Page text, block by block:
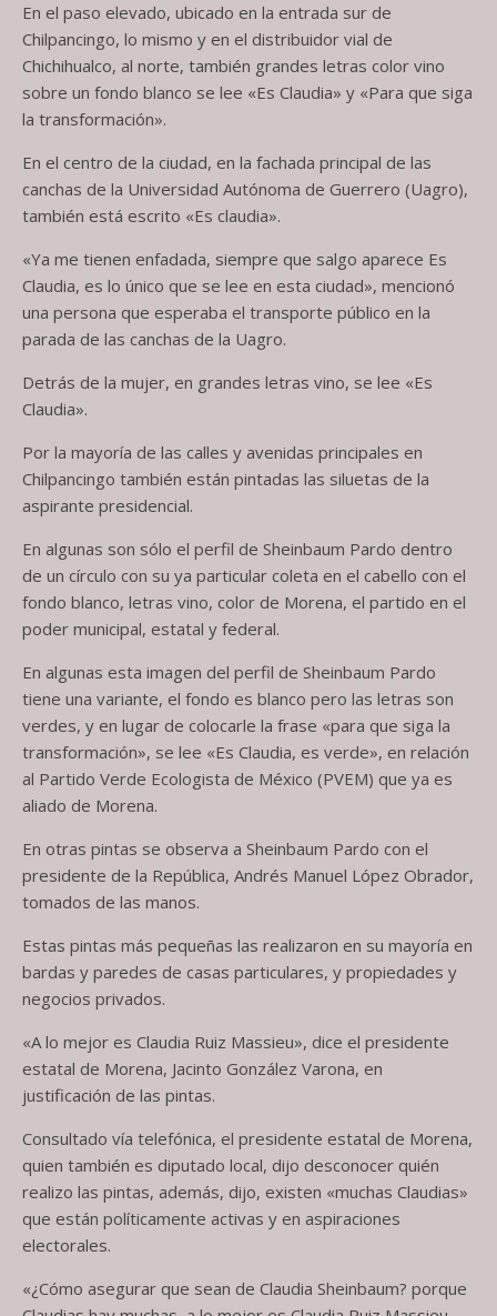
En el paso elevado, ubicado en la entrada sur de
Chilpancingo, lo mismo y en el distribuidor vial de
Chichihualco, al norte, también grandes letras color vino
sobre un fondo blanco se lee «Es Claudia» y «Para que siga
la transformación».
En el centro de la ciudad, en la fachada principal de las
canchas de la Universidad Autónoma de Guerrero (Uagro),
también está escrito «Es claudia».
«Ya me tienen enfadada, siempre que salgo aparece Es
Claudia, es lo único que se lee en esta ciudad», mencionó
una persona que esperaba el transporte público en la
parada de las canchas de la Uagro.
Detrás de la mujer, en grandes letras vino, se lee «Es
Claudia».
Por la mayoría de las calles y avenidas principales en
Chilpancingo también están pintadas las siluetas de la
aspirante presidencial.
En algunas son sólo el perfil de Sheinbaum Pardo dentro
de un círculo con su ya particular coleta en el cabello con el
fondo blanco, letras vino, color de Morena, el partido en el
poder municipal, estatal y federal.
En algunas esta imagen del perfil de Sheinbaum Pardo
tiene una variante, el fondo es blanco pero las letras son
verdes, y en lugar de colocarle la frase «para que siga la
transformación», se lee «Es Claudia, es verde», en relación
al Partido Verde Ecologista de México (PVEM) que ya es
aliado de Morena.
En otras pintas se observa a Sheinbaum Pardo con el
presidente de la República, Andrés Manuel López Obrador,
tomados de las manos.
Estas pintas más pequeñas las realizaron en su mayoría en
bardas y paredes de casas particulares, y propiedades y
negocios privados.
«A lo mejor es Claudia Ruiz Massieu», dice el presidente
estatal de Morena, Jacinto González Varona, en
justificación de las pintas.
Consultado vía telefónica, el presidente estatal de Morena,
quien también es diputado local, dijo desconocer quién
realizo las pintas, además, dijo, existen «muchas Claudias»
que están políticamente activas y en aspiraciones
electorales.
«¿Cómo asegurar que sean de Claudia Sheinbaum? porque